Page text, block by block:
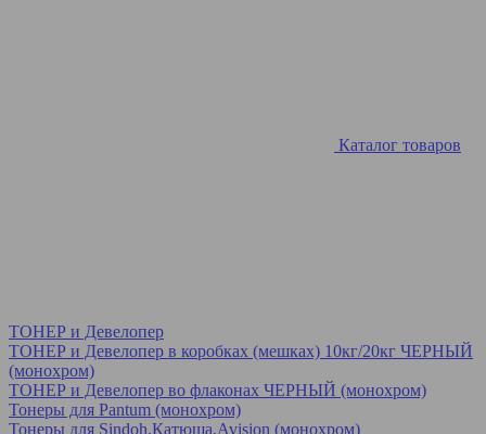
Каталог товаров
ТОНЕР и Девелопер
ТОНЕР и Девелопер в коробках (мешках) 10кг/20кг ЧЕРНЫЙ
(монохром)
ТОНЕР и Девелопер во флаконах ЧЕРНЫЙ (монохром)
Тонеры для Pantum (монохром)
Тонеры для Sindoh,Катюша,Avision (монохром)